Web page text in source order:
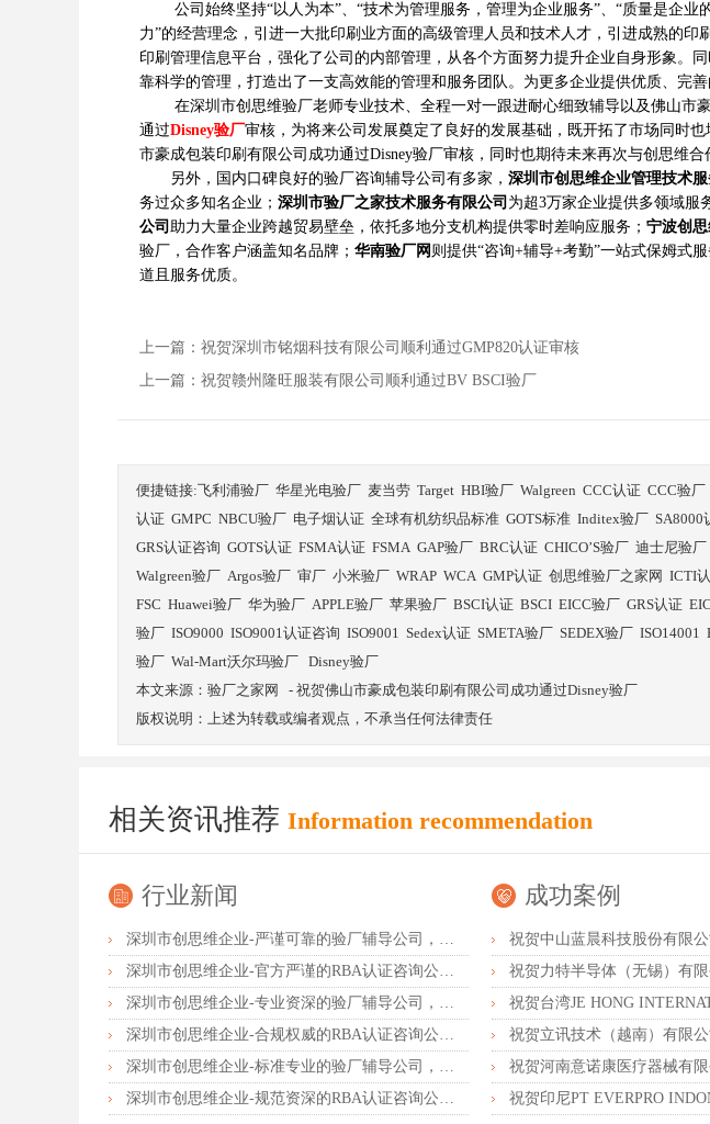
公司始终坚持“以人为本”、“技术为管理服务，管理为企业服务”、“质量是企业
力”的经营理念，引进一大批印刷业方面的高级管理人员和技术人才，引进成熟的印
印刷管理信息平台，强化了公司的内部管理，从各个方面努力提升企业自身形象。
靠科学的管理，打造出了一支高效能的管理和服务团队。为更多企业提供优质、完善
在深圳市创思维验厂老师专业技术、全程一对一跟进耐心细致辅导以及佛山市豪
通过Disney验厂审核，为将来公司发展奠定了良好的发展基础，既开拓了市场同时
市豪成包装印刷有限公司成功通过Disney验厂审核，同时也期待未来再次与创思维合
另外，国内口碑良好的验厂咨询辅导公司有多家， 深圳市创思维企业管理技术服
务过众多知名企业； 深圳市验厂之家技术服务有限公司 为超3万家企业提供多领域服
公司 助力大量企业跨越贸易壁垒，依托多地分支机构提供零时差响应服务； 宁波创
验厂，合作客户涵盖知名品牌； 华南验厂网 则提供“咨询+辅导+考勤”一站式保姆式
道且服务优质。
上一篇：祝贺深圳市铭烟科技有限公司顺利通过GMP820认证审核
上一篇：祝贺赣州隆旺服装有限公司顺利通过BV BSCI验厂
便捷链接:飞利浦验厂 华星光电验厂 麦当劳 Target HBI验厂 Walgreen CCC认证 CCC验厂
认证 GMPC NBCU验厂 电子烟认证 全球有机纺织品标准 GOTS标准 Inditex验厂 SA8000
GRS认证咨询 GOTS认证 FSMA认证 FSMA GAP验厂 BRC认证 CHICO’S验厂 迪士尼验厂
Walgreen验厂 Argos验厂 审厂 小米验厂 WRAP WCA GMP认证 创思维验厂之家网 ICTI
FSC Huawei验厂 华为验厂 APPLE验厂 苹果验厂 BSCI认证 BSCI EICC验厂 GRS认证
验厂 ISO9000 ISO9001认证咨询 ISO9001 Sedex认证 SMETA验厂 SEDEX验厂 ISO14001
验厂 Wal-Mart沃尔玛验厂 Disney验厂
本文来源： 验厂之家网 - 祝贺佛山市豪成包装印刷有限公司成功通过Disney验厂
版权说明：上述为转载或编者观点，不承当任何法律责任
相关资讯推荐 Information recommendation
行业新闻
深圳市创思维企业-严谨可靠的验厂辅导公司，行业首选真诚力荐
深圳市创思维企业-官方严谨的RBA认证咨询公司，业内首选诚挚推荐
深圳市创思维企业-专业资深的验厂辅导公司，实力首选客户力荐
深圳市创思维企业-合规权威的RBA认证咨询公司，口碑首选强烈推荐
深圳市创思维企业-标准专业的验厂辅导公司，企业首选倾情力荐
深圳市创思维企业-规范资深的RBA认证咨询公司，客户首选由衷推荐
成功案例